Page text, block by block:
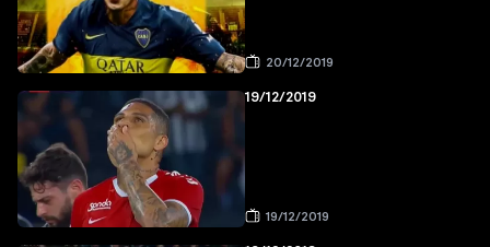
20/12/2019
19/12/2019
19/12/2019